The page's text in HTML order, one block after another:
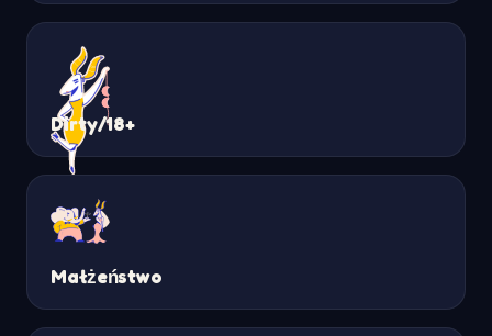
Dirty/18+
Małżeństwo